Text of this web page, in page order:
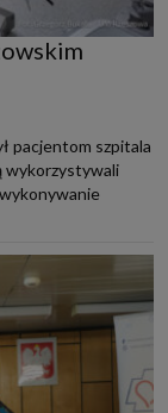
pacjentom szpitala
wykorzystywali